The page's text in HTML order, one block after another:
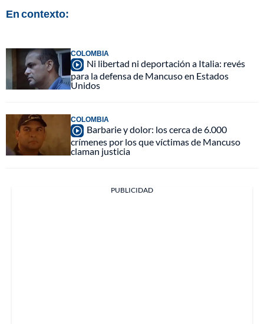
En contexto:
COLOMBIA
Ni libertad ni deportación a Italia: revés
para la defensa de Mancuso en Estados
Unidos
COLOMBIA
Barbarie y dolor: los cerca de 6.000
crímenes por los que víctimas de Mancuso
claman justicia
PUBLICIDAD